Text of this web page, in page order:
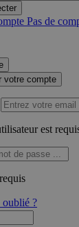
Pas de
votre compte
est
oublié ?